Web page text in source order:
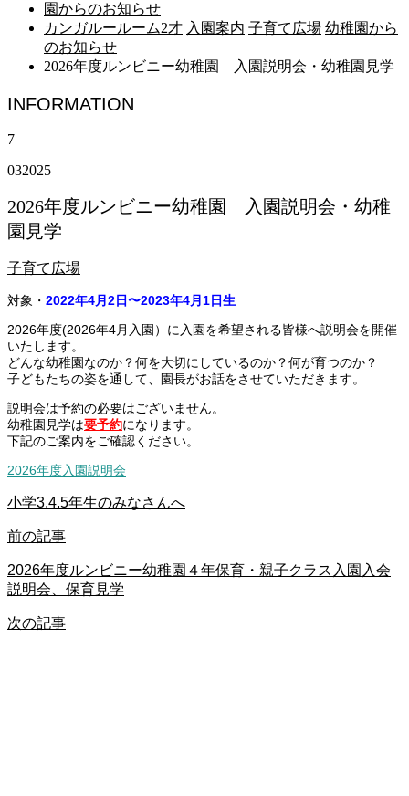
園からのお知らせ
カンガルールーム2才 入園案内 子育て広場 幼稚園から
のお知らせ
2026年度ルンビニー幼稚園 入園説明会・幼稚園見学
INFORMATION
7
032025
2026年度ルンビニー幼稚園 入園説明会・幼稚
園見学
子育て広場
対象・ 2022年4月2日〜2023年4月1日生
2026年度(2026年4月入園）に入園を希望される皆様へ説明会を開催
いたします。
どんな幼稚園なのか？何を大切にしているのか？何が育つのか？
子どもたちの姿を通して、園長がお話をさせていただきます。
説明会は予約の必要はございません。
幼稚園見学は要予約になります。
下記のご案内をご確認ください。
2026年度入園説明会
小学3.4.5年生のみなさんへ
前の記事
2026年度ルンビニー幼稚園４年保育・親子クラス入園入会
説明会、保育見学
次の記事